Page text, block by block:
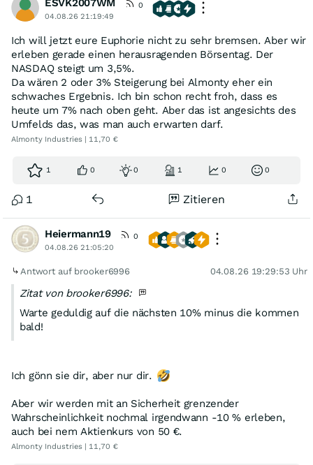
ESVK2007WM
0
04.08.26 21:19:49
Ich will jetzt eure Euphorie nicht zu sehr bremsen. Aber wir
erleben gerade einen herausragenden Börsentag. Der
NASDAQ steigt um 3,5%.
Da wären 2 oder 3% Steigerung bei Almonty eher ein
schwaches Ergebnis. Ich bin schon recht froh, dass es
heute um 7% nach oben geht. Aber das ist angesichts des
Umfelds das, was man auch erwarten darf.
Almonty Industries | 11,70 €
1 0 0 1 0 0
1 Zitieren
Heiermann19
0
04.08.26 21:05:20
Antwort auf brooker6996 04.08.26 19:29:53 Uhr
Zitat von brooker6996:
Warte geduldig auf die nächsten 10% minus die kommen
bald!
Ich gönn sie dir, aber nur dir.
Aber wir werden mit an Sicherheit grenzender
Wahrscheinlichkeit nochmal irgendwann -10 % erleben,
auch bei nem Aktienkurs von 50 €.
Almonty Industries | 11,70 €